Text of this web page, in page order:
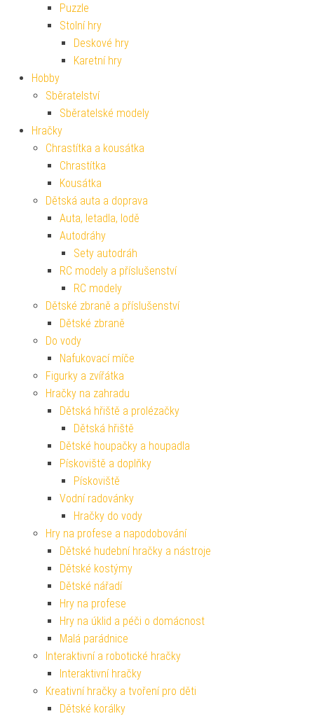
Puzzle
Stolní hry
Deskové hry
Karetní hry
Hobby
Sběratelství
Sběratelské modely
Hračky
Chrastítka a kousátka
Chrastítka
Kousátka
Dětská auta a doprava
Auta, letadla, lodě
Autodráhy
Sety autodráh
RC modely a příslušenství
RC modely
Dětské zbraně a příslušenství
Dětské zbraně
Do vody
Nafukovací míče
Figurky a zvířátka
Hračky na zahradu
Dětská hřiště a prolézačky
Dětská hřiště
Dětské houpačky a houpadla
Pískoviště a doplňky
Pískoviště
Vodní radovánky
Hračky do vody
Hry na profese a napodobování
Dětské hudební hračky a nástroje
Dětské kostýmy
Dětské nářadí
Hry na profese
Hry na úklid a péči o domácnost
Malá parádnice
Interaktivní a robotické hračky
Interaktivní hračky
Kreativní hračky a tvoření pro děti
Dětské korálky